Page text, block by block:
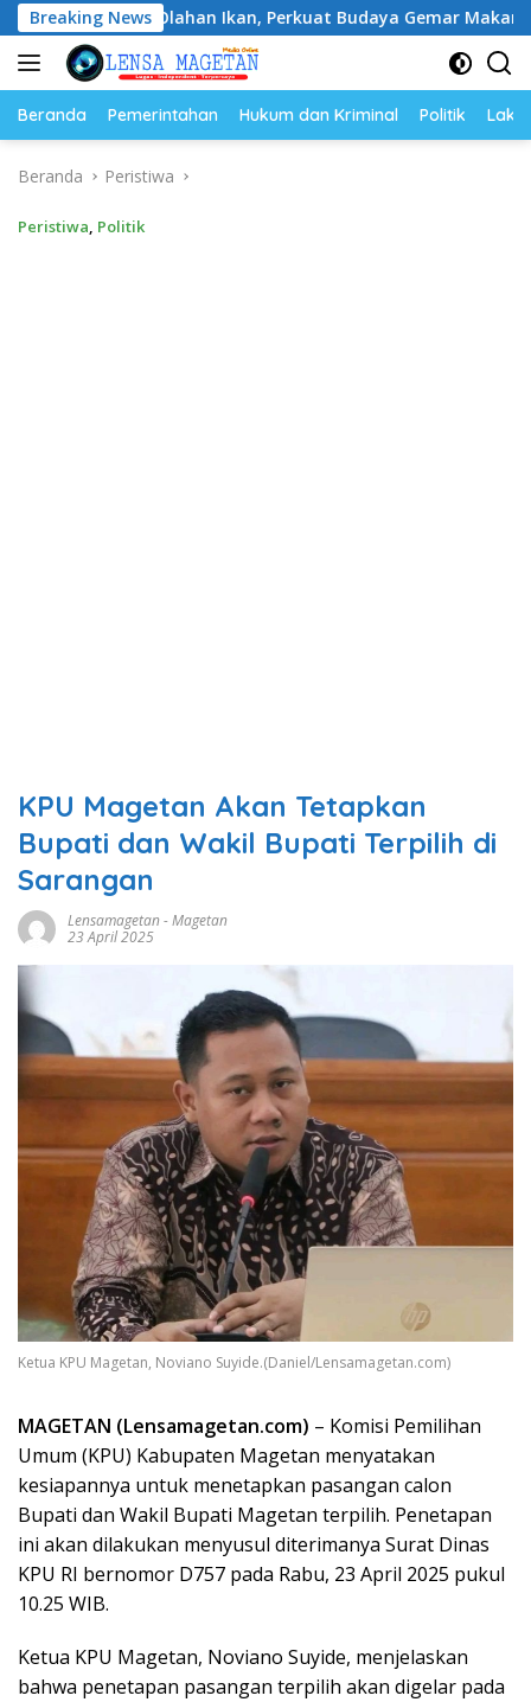
Langsung
ke
konten
Breaking News
Olahan Ikan, Perkuat Budaya Gemar Makan Ikan
Beranda Pemerintahan Hukum dan Kriminal Politik
Beranda Peristiwa
Peristiwa, Politik
KPU Magetan Akan Tetapkan
Bupati dan Wakil Bupati Terpilih di
Sarangan
Lensamagetan-Magetan
23 April 2025
Ketua KPU Magetan, Noviano Suyide.(Daniel/Lensamagetan.com)
MAGETAN (Lensamagetan.com) – Komisi Pemilihan
Umum (KPU) Kabupaten Magetan menyatakan
kesiapannya untuk menetapkan pasangan calon
Bupati dan Wakil Bupati Magetan terpilih. Penetapan
ini akan dilakukan menyusul diterimanya Surat Dinas
KPU RI bernomor D757 pada Rabu, 23 April 2025 pukul
10.25 WIB.
Ketua KPU Magetan, Noviano Suyide, menjelaskan
bahwa penetapan pasangan terpilih akan digelar pada